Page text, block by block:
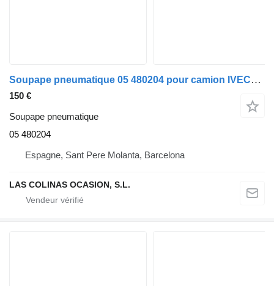
Soupape pneumatique 05 480204 pour camion IVECO EuroTech Cursor (MH)
150 €
Soupape pneumatique
05 480204
Espagne, Sant Pere Molanta, Barcelona
LAS COLINAS OCASION, S.L.